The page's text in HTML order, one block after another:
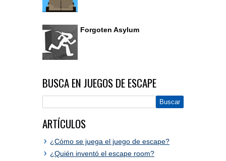
Forgoten Asylum
BUSCA EN JUEGOS DE ESCAPE
ARTÍCULOS
¿Cómo se juega el juego de escape?
¿Quién inventó el escape room?